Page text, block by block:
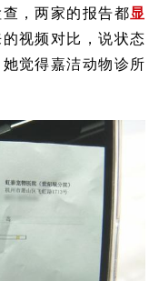
，两家的报告都显
视频对比，说状态
觉得嘉洁动物诊所